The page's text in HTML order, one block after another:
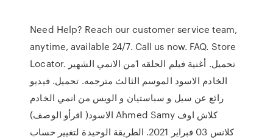
Need Help? Reach our customer service team,
anytime, available 24/7. Call us now. FAQ. Store
Locator. تحميل. أغنية فيلم الحلقه 1من الانمي الشهير
الخادم الاسود الموسم الثالث مترجمه. تحميل. فيديو
رائع عن سيل و سباستيان و الويس من انمي الخادم
الاسود( اقرأو الوصف) Ahmed Samy كلاش اوف
كلانس 03 فبراير 2021. الطريقة الوحيدة لتغيير حساب